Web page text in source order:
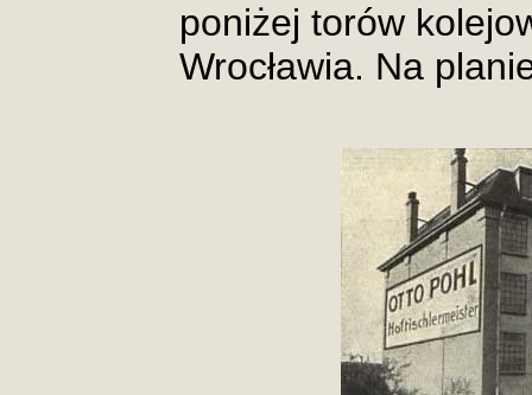
poniżej torów
Wrocławia. Na